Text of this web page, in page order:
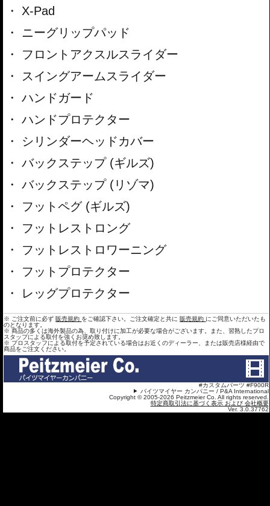
X-Pad
ニーグリップパッド
フロントアクスルスライダー
スイングアームスライダー
ハンドガード
ハンドプロテクター
シリンダーヘッドカバー
バックステップ (ギルズ)
バックステップ (リゾマ)
フットペグ (ギルズ)
フットレストロング
フットレストロワーニング
フットプロテクター
レッグプロテクター
※ ご注文前に必ず 販売規約 をご確認下さい。ご注文確定と共に 販売規約 にご同意いただいたも
のとなります。
※ 商品の多くは海外製品の為、取り付けに加工が必要な場合がございます。また、習熟したプロ
スタップによる取付を強くお奨め致します。
※ プロスタッフによる取付を予定されている場合はお近くのディーラー、または販売店様経由で
商品をご注文ください。
#カスタムパーツ #F900R
パイツマイヤー カンパニー / P&A International
Copyright © 2005-2026 Peitzmeier Co. All rights reserved.
特定商取引法に基づく表示 および 会社概要
Ver. 3.0.37762